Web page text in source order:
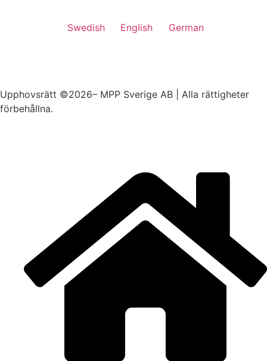
Swedish English German
Upphovsrätt ©2026– MPP Sverige AB | Alla rättigheter
förbehållna.